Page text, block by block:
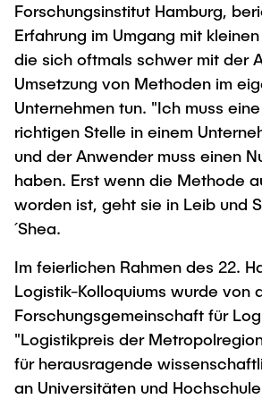
Forschungsinstitut Hamburg,
Erfahrung im Umgang mit
die sich oftmals schwer mit der
Umsetzung von Methoden im
Unternehmen tun. "Ich muss
richtigen Stelle in einem
und der Anwender muss einen
haben. Erst wenn die Methode
worden ist, geht sie in Leib und
´Shea.
Im feierlichen Rahmen des 22.
Logistik-Kolloquiums wurde von
Forschungsgemeinschaft für
"Logistikpreis der
für herausragende
an Universitäten und